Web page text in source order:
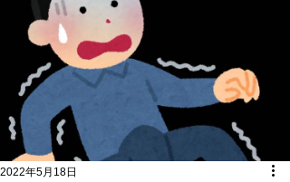
2022年5月18日